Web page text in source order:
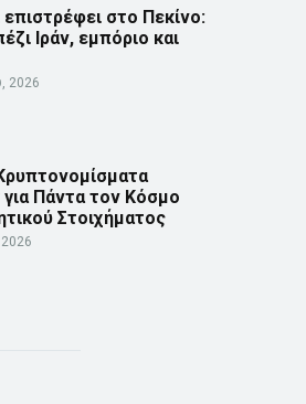
στο Πεκίνο:
Ιράν, εμπόριο και
2026
Πάντα τον Κόσμο
Στοιχήματος